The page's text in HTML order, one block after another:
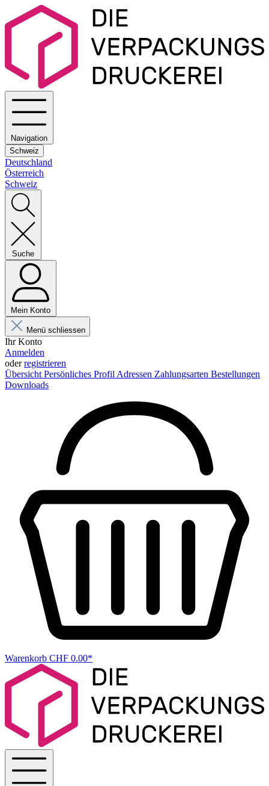
Navigation
Schweiz
Deutschland
Österreich
Schweiz
Suche
Mein Konto
Menü schliessen
Ihr Konto
Anmelden
oderregistrieren
Übersicht Persönliches Profil Adressen Zahlungsarten Bestellungen
Downloads
Warenkorb CHF 0.00*